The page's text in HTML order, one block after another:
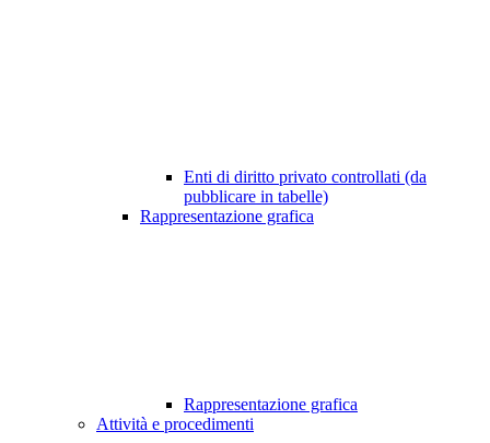
Enti di diritto privato controllati (da
pubblicare in tabelle)
Rappresentazione grafica
Rappresentazione grafica
Attività e procedimenti